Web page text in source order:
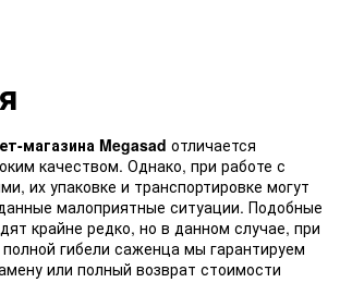
магазина Megasad отличается
качеством. Однако, при работе с
их упаковке и транспортировке могут
малоприятные ситуации. Подобные
крайне редко, но в данном случае, при
гибели саженца мы гарантируем
или полный возврат стоимости